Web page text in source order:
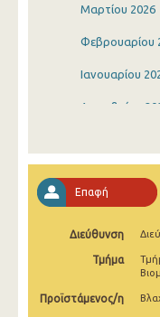
Μαρτίου 2026
Φεβρουαρίου
Ιανουαρίου
Δεκεμβρίου
Σεπτεμβρίου
Αυγούστου
Ιουλίου 2025
Ιουνίου 2025
Επαφή
Διεύθυνση
Τμήμα
Προϊστάμενος/η